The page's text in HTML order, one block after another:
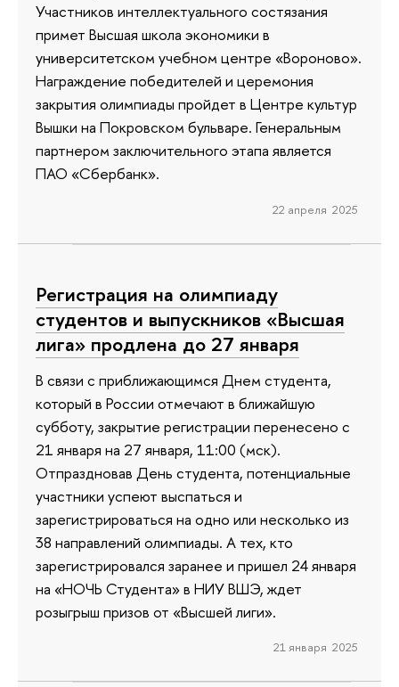
Участников интеллектуального состязания
примет Высшая школа экономики в
университетском учебном центре «Вороново».
Награждение победителей и церемония
закрытия олимпиады пройдет в Центре культур
Вышки на Покровском бульваре. Генеральным
партнером заключительного этапа является
ПАО «Сбербанк».
22 апреля 2025
Регистрация на олимпиаду
студентов и выпускников «Высшая
лига» продлена до 27 января
В связи с приближающимся Днем студента,
который в России отмечают в ближайшую
субботу, закрытие регистрации перенесено с
21 января на 27 января, 11:00 (мск).
Отпраздновав День студента, потенциальные
участники успеют выспаться и
зарегистрироваться на одно или несколько из
38 направлений олимпиады. А тех, кто
зарегистрировался заранее и пришел 24 января
на «НОЧЬ Студента» в НИУ ВШЭ, ждет
розыгрыш призов от «Высшей лиги».
21 января 2025